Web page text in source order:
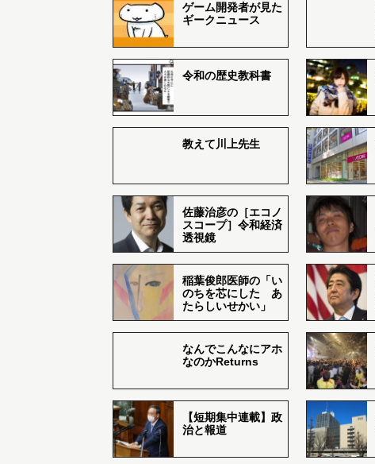
ゲーム開発者が見た
ギークニュース
令和の歴史教科書
教えて川上先生
佐藤治彦の［エコノ
スコープ］令和経済
透視鏡
稲葉俊郎医師の「い
のちを芯にした あ
たらしいせかい」
なんでこんなにアホ
なのかReturns
【短期集中連載】政
治と報道